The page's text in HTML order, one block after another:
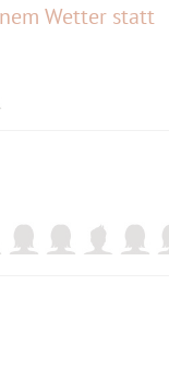
Wetter statt